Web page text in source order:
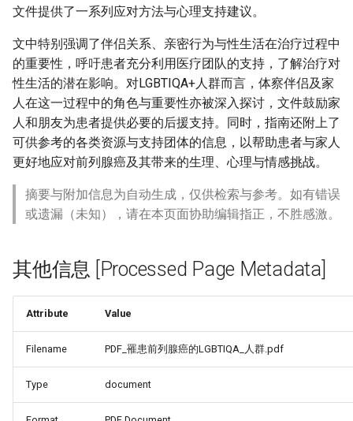
文件提供了一系列应对方法与心理支持建议。
文中特别强调了伴侣关系、亲密行为与性生活在治疗过程中
的重要性，呼吁患者充分利用医疗团队的支持，了解治疗对
性生活的潜在影响。对LGBTIQA+人群而言，体察伴侣及家
人在这一过程中的角色与重要性亦被深入探讨，文件鼓励家
人和朋友为患者提供必要的后援支持。同时，指南还附上了
可供参考的各类资源与支持团体的信息，以帮助患者与家人
更好地应对前列腺癌及其带来的生理、心理与情感挑战。
摘要与附加信息为自动生成，仅供检索与参考。如有错误
或遗漏（未知），请在本页面协助编辑指正，不胜感激。
其他信息 [Processed Page Metadata]
Attribute Value
Filename PDF_罹患前列腺癌的LGBTIQA_人群.pdf
Type document